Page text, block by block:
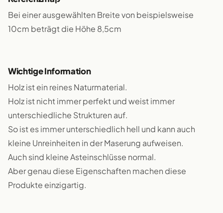
Bei einer ausgewählten Breite von beispielsweise
10cm beträgt die Höhe 8,5cm
Wichtige Information
Holz ist ein reines Naturmaterial.
Holz ist nicht immer perfekt und weist immer
unterschiedliche Strukturen auf.
So ist es immer unterschiedlich hell und kann auch
kleine Unreinheiten in der Maserung aufweisen.
Auch sind kleine Asteinschlüsse normal.
Aber genau diese Eigenschaften machen diese
Produkte einzigartig.